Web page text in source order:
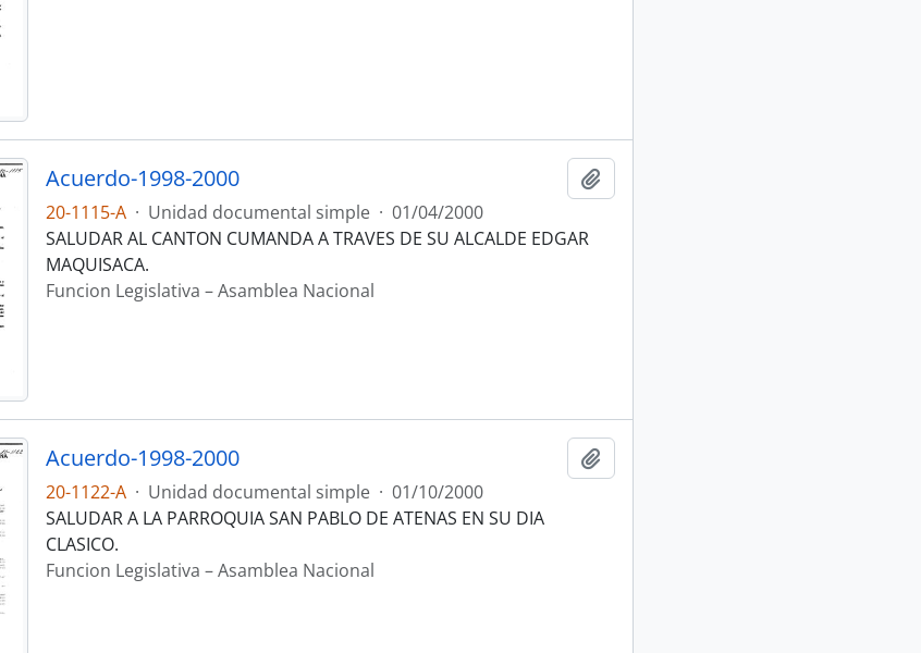
Acuerdo-1998-2000
20-1115-A · Unidad documental simple · 01/04/2000
SALUDAR AL CANTON CUMANDA A TRAVES DE SU ALCALDE EDGAR
MAQUISACA.
Funcion Legislativa – Asamblea Nacional
Acuerdo-1998-2000
20-1122-A · Unidad documental simple · 01/10/2000
SALUDAR A LA PARROQUIA SAN PABLO DE ATENAS EN SU DIA
CLASICO.
Funcion Legislativa – Asamblea Nacional